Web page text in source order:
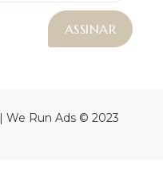
| We Run Ads © 2023